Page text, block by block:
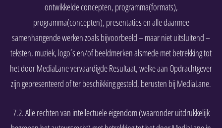
ontwikkelde concepten, programma(formats),
programma(concepten), presentaties en alle daarmee
samenhangende werken zoals bijvoorbeeld – maar niet uitsluitend –
teksten, muziek, logo´s en/of beeldmerken alsmede met betrekking tot
het door MediaLane vervaardigde Resultaat, welke aan Opdrachtgever
zijn gepresenteerd of ter beschikking gesteld, berusten bij MediaLane.
7.2. Alle rechten van intellectuele eigendom (waaronder uitdrukkelijk